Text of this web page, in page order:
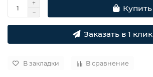
Купить
Заказать в 1 клик
В закладки В сравнение